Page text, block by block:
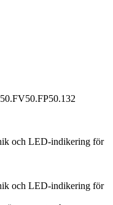
och LED-indikering för
och LED-indikering för